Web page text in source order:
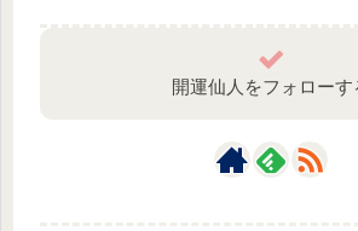
開運仙人をフォローす